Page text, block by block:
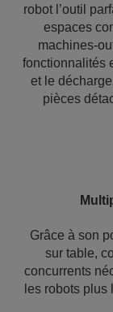
robot l’outil
espaces
machines-
fonctionnalités
et le
pièces
Grâce à son
sur table,
concurrents
les robots plus